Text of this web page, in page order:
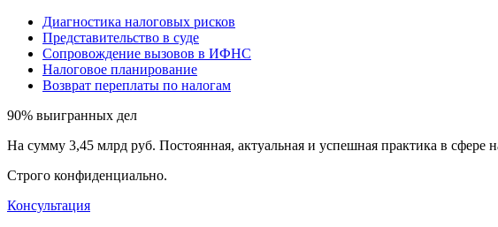
Диагностика налоговых рисков
Представительство в суде
Сопровождение вызовов в ИФНС
Налоговое планирование
Возврат переплаты по налогам
90% выигранных дел
На сумму 3,45 млрд руб. Постоянная, актуальная и успешная практика в сфере
Строго конфиденциально.
Консультация